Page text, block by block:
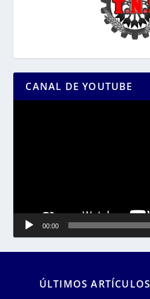
CANAL DE YOUTUBE
00:00
ÚLTIMOS ARTÍCULOS